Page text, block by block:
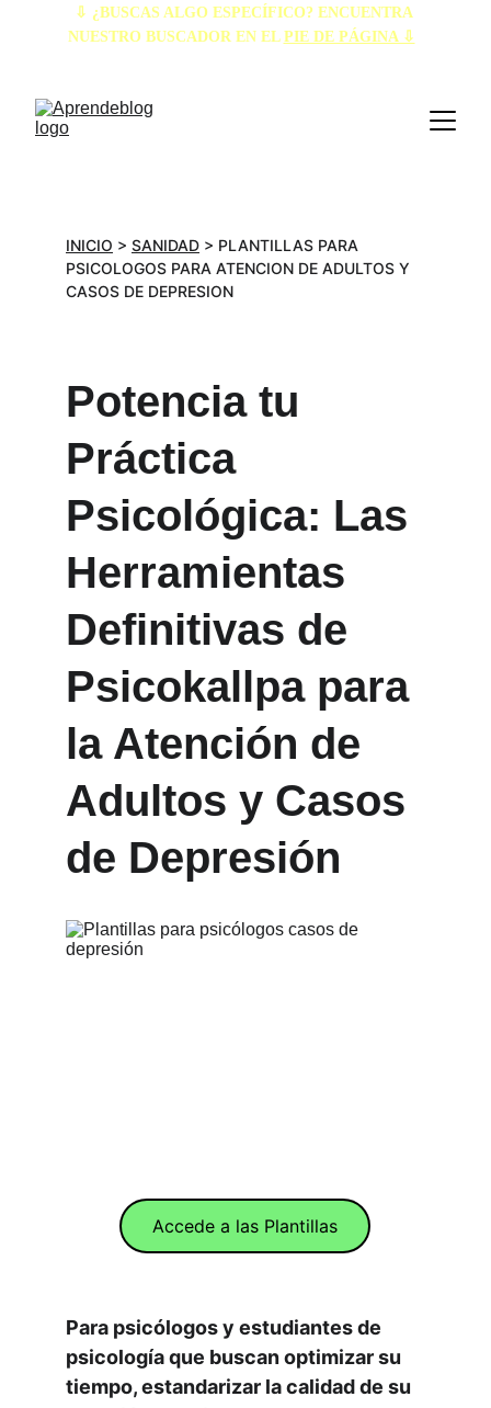
⇩ ¿BUSCAS ALGO ESPECÍFICO? ENCUENTRA
NUESTRO BUSCADOR EN EL PIE DE PÁGINA ⇩
Potencia tu
Práctica
Psicológica: Las
Herramientas
Definitivas de
Psicokallpa para
la Atención de
Adultos y Casos
de Depresión
Para psicólogos y estudiantes de
psicología que buscan optimizar su
tiempo, estandarizar la calidad de su
Accede a las Plantillas
INICIO > SANIDAD > PLANTILLAS PARA
PSICOLOGOS PARA ATENCION DE ADULTOS Y
CASOS DE DEPRESION